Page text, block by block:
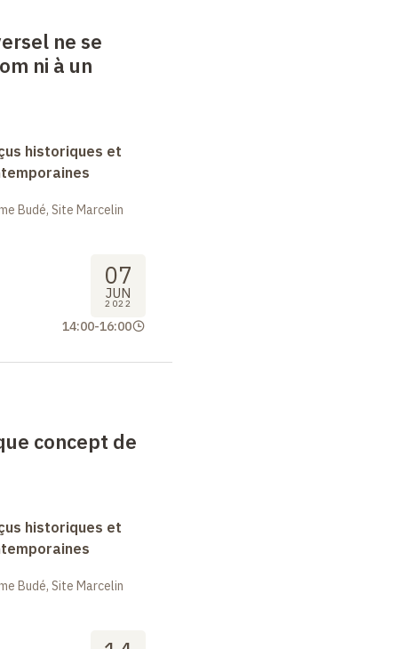
ne se
ni à un
historiques et
Budé, Site Marcelin
07
JUN
2022
14:00-16:00
concept de
historiques et
Budé, Site Marcelin